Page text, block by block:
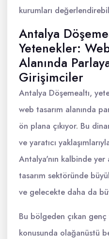
kurumları
Antalya
Yetenekler:
Alanında
Girişimciler
Antalya Döşemealtı,
web tasarım alanında
ön plana çıkıyor. Bu
ve yaratıcı
Antalya'nın kalbinde yer
tasarım sektöründe
ve gelecekte daha da
Bu bölgeden çıkan
konusunda olağanüstü